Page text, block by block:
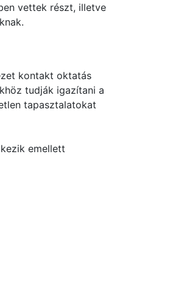
vettek részt, illetve
kontakt oktatás
tudják igazítani a
tapasztalatokat
emellett